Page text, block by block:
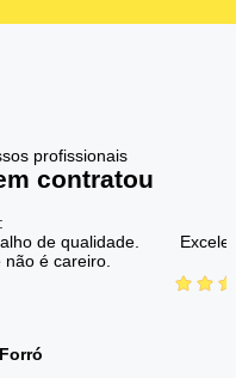
profissionais
contratou
de qualidade.
não é careiro.
Forró